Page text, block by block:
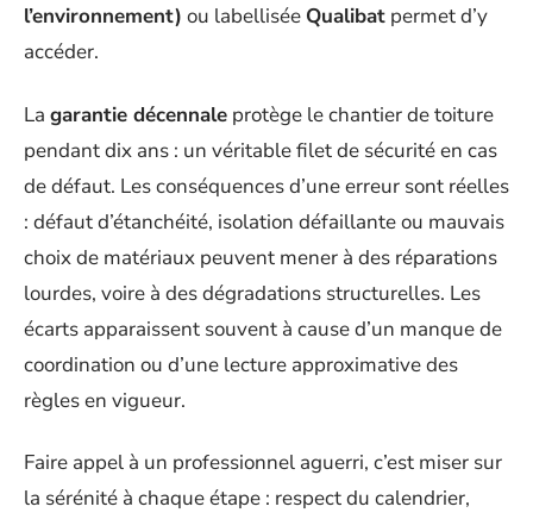
l’environnement) ou labellisée Qualibat permet d’y
accéder.
La garantie décennale protège le chantier de toiture
pendant dix ans : un véritable filet de sécurité en cas
de défaut. Les conséquences d’une erreur sont réelles
: défaut d’étanchéité, isolation défaillante ou mauvais
choix de matériaux peuvent mener à des réparations
lourdes, voire à des dégradations structurelles. Les
écarts apparaissent souvent à cause d’un manque de
coordination ou d’une lecture approximative des
règles en vigueur.
Faire appel à un professionnel aguerri, c’est miser sur
la sérénité à chaque étape : respect du calendrier,